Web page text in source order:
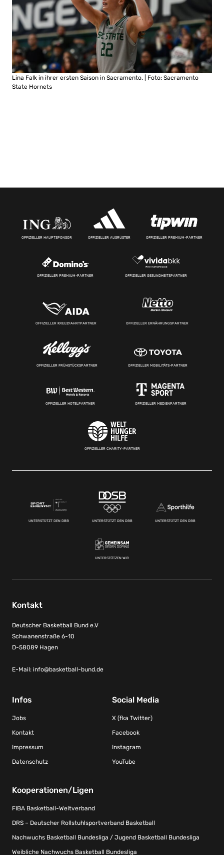
Lina Falk in ihrer ersten Saison in Sacramento. | Foto: Sacramento
State Hornets
OFFIZIELLER HAUPTSPONSOR OFFIZIELLER AUSRÜSTER OFFIZIELLER PREMIUM-PARTNER
OFFIZIELLER PREMIUM-PARTNER OFFIZIELLER GESUNDHEITSPARTNER
OFFIZIELLER KREUZFAHRTPARTNER OFFIZIELLER ERNÄHRUNGSPARTNER
OFFIZIELLER FRÜHSTÜCKSPARTNER OFFIZIELLER MOBILITÄTS-PARTNER
OFFIZIELLER HOTELPARTNER OFFIZIELLER MEDIENPARTNER
OFFIZIELLER CHARITY-PARTNER
UNTERSTÜTZT DEN DBB UNTERSTÜTZT DEN DBB UNTERSTÜTZT DEN DBB
UNTERSTÜTZEN WIR
Kontakt
Deutscher Basketball Bund e.V
Schwanenstraße 6-10
D-58089 Hagen
E-Mail: info@basketball-bund.de
Infos
Jobs
Kontakt
Impressum
Datenschutz
Social Media
X (fka Twitter)
Facebook
Instagram
YouTube
Kooperationen/Ligen
FIBA Basketball-Weltverband
DRS – Deutscher Rollstuhlsportverband Basketball
Nachwuchs Basketball Bundesliga / Jugend Basketball Bundesliga
Weibliche Nachwuchs Basketball Bundesliga